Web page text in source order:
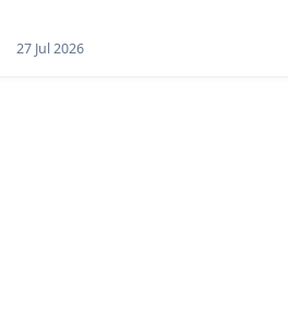
27 Jul 2026